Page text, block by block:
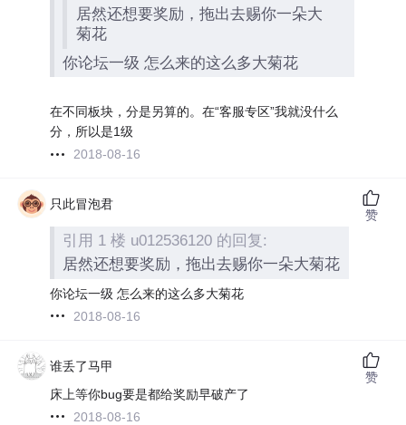
居然还想要奖励，拖出去赐你一朵大
菊花
你论坛一级 怎么来的这么多大菊花
在不同板块，分是另算的。在“客服专区”我就没什么
分，所以是1级
2018-08-16
只此冒泡君
引用 1 楼 u012536120 的回复:
居然还想要奖励，拖出去赐你一朵大菊花
你论坛一级 怎么来的这么多大菊花
2018-08-16
赞
谁丢了马甲
床上等你bug要是都给奖励早破产了
2018-08-16
赞